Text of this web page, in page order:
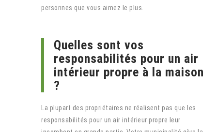
personnes que vous aimez le plus.
Quelles sont vos
responsabilités pour un air
intérieur propre à la maison
?
La plupart des propriétaires ne réalisent pas que les
responsabilités pour un air intérieur propre leur